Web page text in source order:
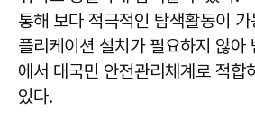
통해 보다 적극적인 탐색활동이
플리케이션 설치가 필요하지 않아
에서 대국민 안전관리체계로 적합
있다.